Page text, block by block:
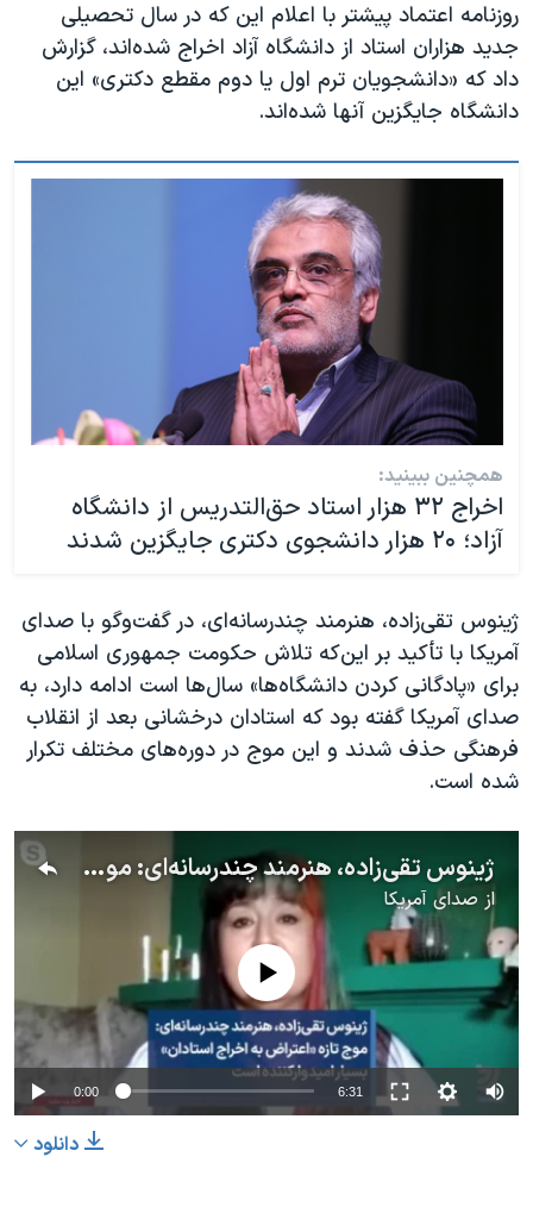
روزنامه اعتماد پیشتر با اعلام این که در سال تحصیلی
جدید هزاران استاد از دانشگاه آزاد اخراج شده‌اند، گزارش
داد که «دانشجویان ترم اول یا دوم مقطع دکتری» این
دانشگاه جایگزین آنها شده‌اند.
همچنین ببینید:
اخراج ۳۲ هزار استاد حق‌التدریس از دانشگاه
آزاد؛ ۲۰ هزار دانشجوی دکتری جایگزین شدند
ژینوس تقی‌زاده، هنرمند چندرسانه‌ای، در گفت‌و‌گو با صدای
آمریکا با تأکید بر این‌که تلاش حکومت جمهوری اسلامی
برای «پادگانی کردن دانشگاه‌ها» سال‌ها است ادامه دارد، به
صدای آمریکا گفته بود که استادان درخشانی بعد از انقلاب
فرهنگی حذف شدند و این موج در دوره‌های مختلف تکرار
شده است.
ژینوس تقی‌زاده، هنرمند چندرسانه‌ای: موج تازه «اعتراض به اخراج استادان» بسیار امیدوارکننده است
از صدای آمریکا
No media source currently available
0:00 6:31
دانلود